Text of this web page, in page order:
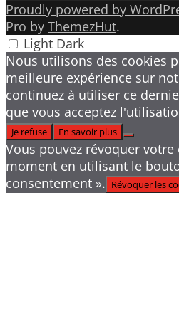
Proudly powered by
Pro by ThemezHut.
Light Dark
Nous utilisons des cookies
meilleure expérience sur
continuez à utiliser ce
que vous acceptez
Je refuse
En savoir plus
Vous pouvez révoquer
moment en utilisant le
consentement ». Révoquer les